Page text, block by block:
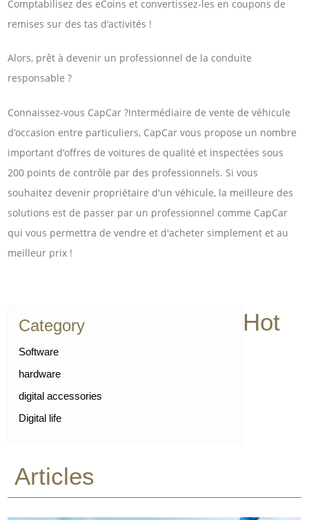
Comptabilisez des eCoins et convertissez-les en coupons de
remises sur des tas d’activités !
Alors, prêt à devenir un professionnel de la conduite
responsable ?
Connaissez-vous CapCar ?Intermédiaire de vente de véhicule
d’occasion entre particuliers, CapCar vous propose un nombre
important d’offres de voitures de qualité et inspectées sous
200 points de contrôle par des professionnels. Si vous
souhaitez devenir propriétaire d'un véhicule, la meilleure des
solutions est de passer par un professionnel comme CapCar
qui vous permettra de vendre et d'acheter simplement et au
meilleur prix !
Category
Software
hardware
digital accessories
Digital life
Hot
Articles